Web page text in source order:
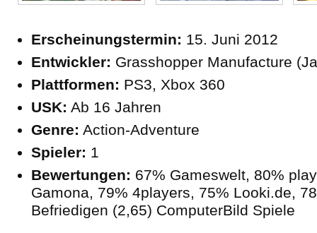
Erscheinungstermin: 15. Juni 2012
Entwickler: Grasshopper Manufacture
Plattformen: PS3, Xbox 360
USK: Ab 16 Jahren
Genre: Action-Adventure
Spieler: 1
Bewertungen: 67% Gameswelt, 80%
Gamona, 79% 4players, 75% Looki.de,
Befriedigen (2,65) ComputerBild Spiele